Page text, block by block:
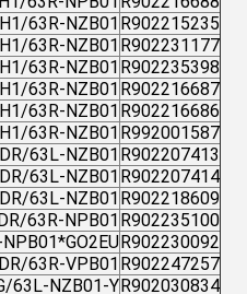
R902215235
63R-NZB01
R902231177
63R-NZB01
R902235398
63R-NZB01
R902216687
63R-NZB01
R902216686
63R-NZB01
R992001587
63R-NZB01
R902207413
63L-NZB01
R902207414
63L-NZB01
R902218609
63L-NZB01
R902235100
63R-NPB01
R902230092
R902247257
63R-VPB01
R902030834
63L-NZB01-Y